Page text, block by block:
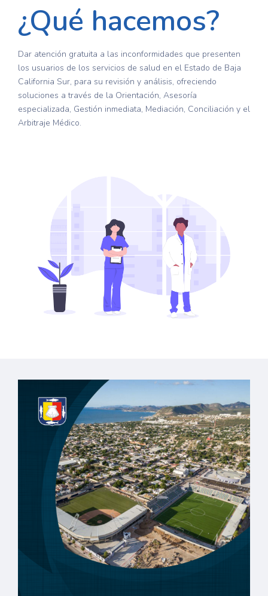
¿Qué hacemos?
Dar atención gratuita a las inconformidades que presenten
los usuarios de los servicios de salud en el Estado de Baja
California Sur, para su revisión y análisis, ofreciendo
soluciones a través de la Orientación, Asesoría
especializada, Gestión inmediata, Mediación, Conciliación y el
Arbitraje Médico.